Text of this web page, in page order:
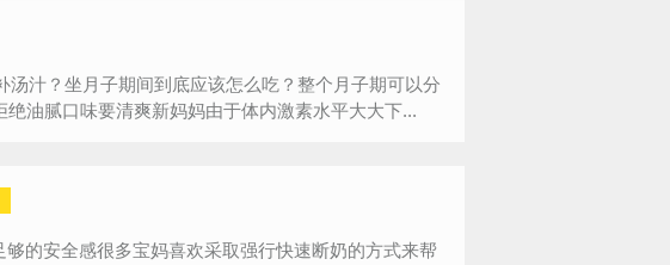
汁？坐月子期间到底应该怎么吃？整个月子期可以分
油腻口味要清爽新妈妈由于体内激素水平大大下...
的安全感很多宝妈喜欢采取强行快速断奶的方式来帮